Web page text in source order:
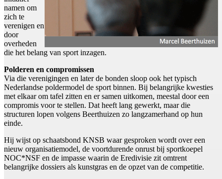
namen om
zich te
verenigen en
door
overheden
die het belang van sport inzagen.
Polderen en compromissen
Via die verenigingen en later de bonden sloop ook het typisch
Nederlandse poldermodel de sport binnen. Bij belangrijke kwesties
met elkaar om tafel zitten en er samen uitkomen, meestal door een
compromis voor te stellen. Dat heeft lang gewerkt, maar die
structuren lopen volgens Beerthuizen zo langzamerhand op hun
einde.
Hij wijst op schaatsbond KNSB waar gesproken wordt over een
nieuw organisatiemodel, de voortdurende onrust bij sportkoepel
NOC*NSF en de impasse waarin de Eredivisie zit omtrent
belangrijke dossiers als kunstgras en de opzet van de competitie.